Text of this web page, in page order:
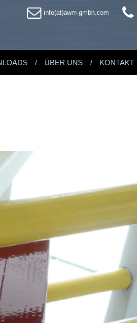
info(at)awm-gmbh.com
ÜBER UNS KONTAKT